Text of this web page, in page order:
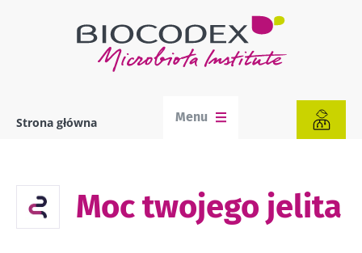
Ścieżka
Strona główna Menu
Moc twojego jelita